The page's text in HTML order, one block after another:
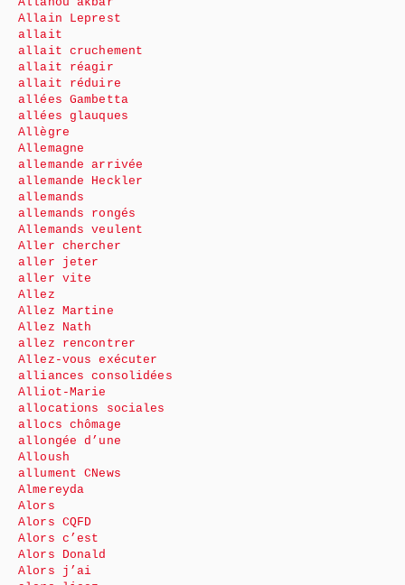
Allain Leprest
allait
allait cruchement
allait réagir
allait réduire
allées Gambetta
allées glauques
Allègre
Allemagne
allemande arrivée
allemande Heckler
allemands
allemands rongés
Allemands veulent
Aller chercher
aller jeter
aller vite
Allez
Allez Martine
Allez Nath
allez rencontrer
Allez-vous exécuter
alliances consolidées
Alliot-Marie
allocations sociales
allocs chômage
allongée d’une
Alloush
allument CNews
Almereyda
Alors
Alors CQFD
Alors c’est
Alors Donald
Alors j’ai